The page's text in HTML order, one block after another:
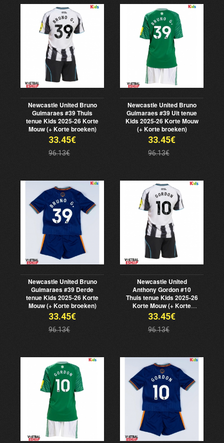
Newcastle United Bruno
Guimaraes #39 Thuis
tenue Kids 2025-26 Korte
Mouw (+ Korte broeken)
33.45€
96.13€
Newcastle United Bruno
Guimaraes #39 Uit tenue
Kids 2025-26 Korte Mouw
(+ Korte broeken)
33.45€
96.13€
Newcastle United Bruno
Guimaraes #39 Derde
tenue Kids 2025-26 Korte
Mouw (+ Korte broeken)
33.45€
96.13€
Newcastle United
Anthony Gordon #10
Thuis tenue Kids 2025-26
Korte Mouw (+ Korte
broeken)
33.45€
96.13€